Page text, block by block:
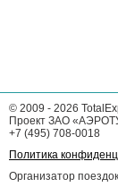
© 2009 - 2026
Проект ЗАО
+7 (495) 708-0018
Политика
Организатор